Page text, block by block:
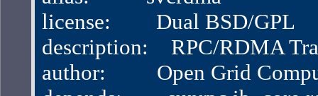
license:        Dual BSD/GPL
description:    RPC/RDMA
author:         Open Grid